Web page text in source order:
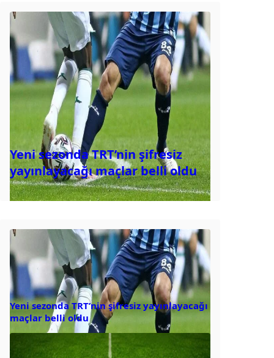
Yeni sezonda TRT’nin şifresiz
yayınlayacağı maçlar belli oldu
Yeni sezonda TRT’nin şifresiz yayınlayacağı
maçlar belli oldu